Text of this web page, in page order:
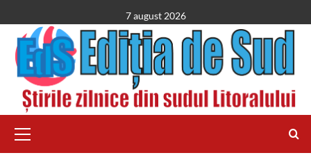
to
content
7 august 2026
Menu